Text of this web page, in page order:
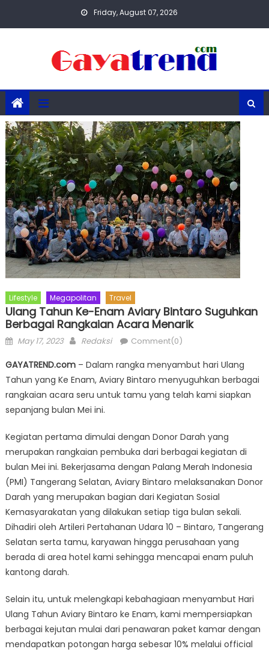
Friday, August 07, 2026
Lifestyle Megapolitan Travel
Ulang Tahun Ke-Enam Aviary Bintaro Suguhkan
Berbagai Rangkaian Acara Menarik
Posted
May 17, 2023 Author
Redaksi Comment(0)
GAYATREND.com– Dalam rangka menyambut hari Ulang
Tahun yang Ke Enam, Aviary Bintaro menyuguhkan berbagai
rangkaian acara seru untuk tamu yang telah kami siapkan
sepanjang bulan Mei ini.
Kegiatan pertama dimulai dengan Donor Darah yang
merupakan rangkaian pembuka dari berbagai kegiatan di
bulan Mei ini. Bekerjasama dengan Palang Merah Indonesia
(PMI) Tangerang Selatan, Aviary Bintaro melaksanakan Donor
Darah yang merupakan bagian dari Kegiatan Sosial
Kemasyarakatan yang dilakukan setiap tiga bulan sekali.
Dihadiri oleh Artileri Pertahanan Udara 10 – Bintaro, Tangerang
Selatan serta tamu, karyawan hingga perusahaan yang
berada di area hotel kami sehingga mencapai enam puluh
kantong darah.
Selain itu, untuk melengkapi kebahagiaan menyambut Hari
Ulang Tahun Aviary Bintaro ke Enam, kami mempersiapkan
berbagai kejutan mulai dari penawaran paket kamar dengan
mendapatkan potongan harga sebesar 10% melalui official